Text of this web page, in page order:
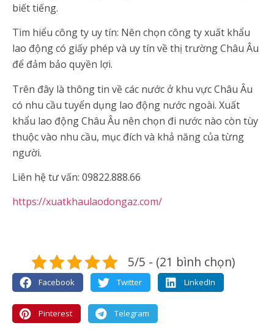
biết tiếng.
Tìm hiểu công ty uy tín: Nên chọn công ty xuất khẩu
lao động có giấy phép và uy tín về thị trường Châu Âu
để đảm bảo quyền lợi.
Trên đây là thông tin về các nước ở khu vực Châu Âu
có nhu cầu tuyển dụng lao động nước ngoài. Xuất
khẩu lao động Châu Âu nên chọn đi nước nào còn tùy
thuộc vào nhu cầu, mục đích và khả năng của từng
người.
Liên hệ tư vấn: 09822.888.66
https://xuatkhaulaodongaz.com/
5/5 - (21 bình chọn)
Facebook Twitter LinkedIn
Pinterest Telegram